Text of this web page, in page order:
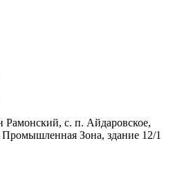
техника не выпадала из
какие проверки сделать до
ремонт у вас. Позвоните в ТМ
и запишитесь на диагностику:
вопрос, тем спокойнее
Рамонский, с. п. Айдаровское,
Промышленная Зона, здание 12/1